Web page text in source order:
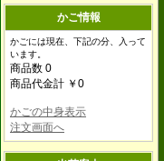
かご情報
かごには現在、下記の分、入って
います。
商品数 0
商品代金計 ￥0
かごの中身表示
注文画面へ